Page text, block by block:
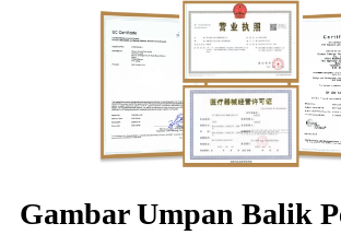
Gambar Umpan Balik